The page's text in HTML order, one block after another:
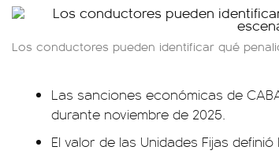
Los conductores pueden identificar qué
Las sanciones económicas de
durante noviembre de 2025.
El valor de las Unidades Fijas